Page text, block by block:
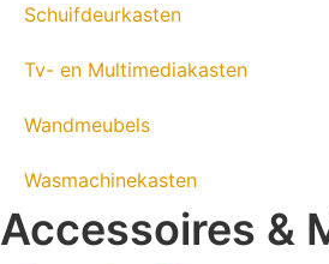
Schuifdeurkasten
Tv- en Multimediakasten
Wandmeubels
Wasmachinekasten
Accessoires &